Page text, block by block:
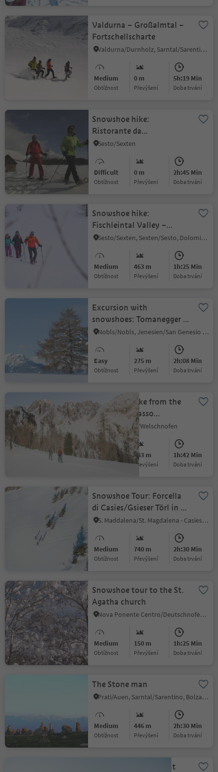
Valdurna – Großalmtal –
Fortschellscharte
Valdurna/Durnholz, Sarntal/Sarentino, Bolzano/Bozen and environs
Medium
Obtížnost
0 m
Převýšení
5h:19 Min
doba trvání
Snowshoe hike:
Ristorante da
Kathi/Gasthof Jaufen -
Silvestro/Silvesterkapelle
Sesto/Sexten
Difficult
Obtížnost
0 m
Převýšení
2h:45 Min
doba trvání
Snowshoe hike:
Fischleintal Valley –
Rotwand
Sesto/Sexten, Sexten/Sesto, Dolomites Region 3 Zinnen
Medium
Obtížnost
463 m
Převýšení
1h:25 Min
doba trvání
Excursion with
snowshoes: Tomanegger -
Salten
Nobls/Nobls, Jenesien/San Genesio Atesino, Bolzano/Bozen and environs
Easy
Obtížnost
275 m
Převýšení
2h:08 Min
doba trvání
Snowshoe hike from the
Karerpass | Passo
Costalunga to the
Latemar meadows
Nova Levante/Welschnofen
Easy
Obtížnost
183 m
Převýšení
1h:42 Min
doba trvání
Snowshoe Tour: Forcella
di Casies/Gsieser Törl in S.
Maddalena/Gsieser Tal
S. Maddalena/St. Magdalena - Casies/Gsies, Gsies/Valle di Casies
Medium
Obtížnost
740 m
Převýšení
2h:30 Min
doba trvání
Snowshoe tour to the St.
Agatha church
Nova Ponente Centro/Deutschnofen Dorf, Deutschnofen/Nova Ponente, Dolomites Region Eggental
Medium
Obtížnost
150 m
Převýšení
1h:25 Min
doba trvání
The Stone man
Prati/Auen, Sarntal/Sarentino, Bolzano/Bozen and environs
Medium
Obtížnost
446 m
Převýšení
2h:30 Min
doba trvání
Snow shoes walking at